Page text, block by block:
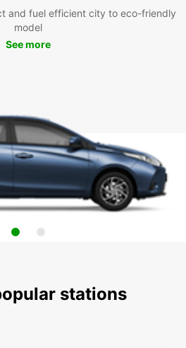
and fuel efficient city to eco-friendly
model
See more
stations